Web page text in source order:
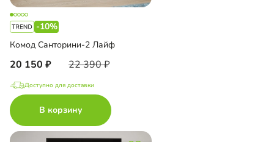
-10%
Комод Санторини-2 Лайф
20 150 22 390
Доступно для доставки
В корзину